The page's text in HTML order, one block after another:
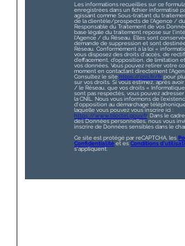
Les informations recueillies sur ce
enregistrées dans un fichier informatisé
agissant comme Sous-traitant du
de la clientèle/prospects de l'Agence /
Responsable du Traitement de vos
base légale du traitement repose sur
l'Agence / du Réseau. Elles sont
demande de suppression et sont
Réseau. Conformément à la loi «
vous disposez des droits d’accès, de
d’effacement, d’opposition, de limitation
vos données. Vous pouvez retirer votre
moment en contactant directement
Consultez le sitehttps://cnil.fr/fr pour
sur vos droits. Si vous estimez, après
/ le Réseau, que vos droits «
sont pas respectés, vous pouvez
la CNIL. Nous vous informons de
d'opposition au démarchage
laquelle vous pouvez vous inscrire ici :
https://www.bloctel.gouv.fr. Dans le
des Données personnelles, nous vous
inscrire de Données sensibles dans le
Ce site est protégé par reCAPTCHA, les
Confidentialité et esConditions
s'appliquent.